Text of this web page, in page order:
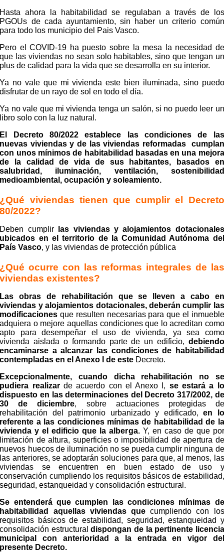
Hasta ahora la habitabilidad se regulaban a través de los
PGOUs de cada ayuntamiento, sin haber un criterio común
para todo los municipio del Pais Vasco.
Pero el COVID-19 ha puesto sobre la mesa la necesidad de
que las viviendas no sean solo habitables, sino que tengan un
plus de calidad para la vida que se desarrolla en su interior.
Ya no vale que mi vivienda este bien iluminada, sino puedo
disfrutar de un rayo de sol en todo el día.
Ya no vale que mi vivienda tenga un salón, si no puedo leer un
libro solo con la luz natural.
El Decreto 80/2022 establece las condiciones de las
nuevas viviendas y de las viviendas reformadas cumplan
con unos mínimos de habitabilidad basadas en una mejora
de la calidad de vida de sus habitantes, basados en
salubridad, iluminación, ventilación, sostenibilidad
medioambiental,ocupación y soleamiento.
¿Qué viviendas tienen que cumplir el Decreto
80/2022?
Deben cumplir
las viviendas y alojamientos dotacionales
ubicados en el territorio de la Comunidad Autónoma del
País Vasco, y las viviendas de protección pública
¿Qué ocurre con las reformas integrales de las
viviendas existentes?
Las obras de rehabilitación que se lleven a cabo en
viviendas y alojamientos dotacionales, deberán cumplir las
modificaciones que resulten necesarias para que el inmueble
adquiera o mejore aquellas condiciones que lo acreditan como
apto para desempeñar el uso de vivienda, ya sea como
vivienda aislada o formando parte de un edificio, debiendo
encaminarse a alcanzar las condiciones de habitabilidad
contempladas en el Anexo I de este Decreto.
Excepcionalmente, cuando dicha rehabilitación no se
pudiera realizarde acuerdo con el Anexo I, se estará a lo
dispuesto en las determinaciones del Decreto 317/2002, de
30 de diciembre, sobre actuaciones protegidas de
rehabilitación del patrimonio urbanizado y edificado,en lo
referente a las condiciones mínimas de habitabilidad de la
vivienda y el edificio que la alberga.Y, en caso de que por
limitación de altura, superficies o imposibilidad de apertura de
nuevos huecos de iluminación no se pueda cumplir ninguna de
las anteriores, se adoptarán soluciones para que, al menos, las
viviendas se encuentren en buen estado de uso y
conservación cumpliendo los requisitos básicos de estabilidad,
seguridad, estanqueidad y consolidación estructural.
Se entenderá que cumplen las condiciones mínimas de
habitabilidad aquellas viviendas que cumpliendo con los
requisitos básicos de estabilidad, seguridad, estanqueidad y
consolidación estructuraldispongan de la pertinente licencia
municipal con anterioridad a la entrada en vigor del
presente Decreto.